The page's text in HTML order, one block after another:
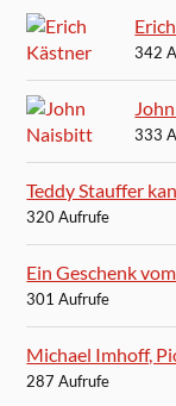
342
333
Teddy Stauffer
320 Aufrufe
Ein Geschenk
301 Aufrufe
Michael Imhoff,
287 Aufrufe